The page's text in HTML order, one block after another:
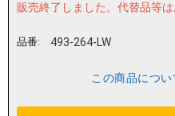
販売終了しました。 代替品等は
品番: 493-264-LW
この商品につ